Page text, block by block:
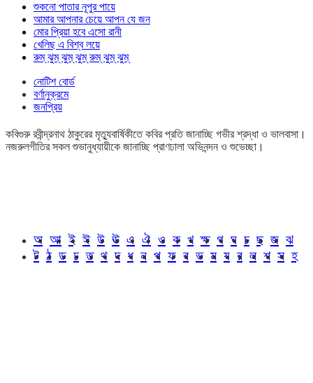
শুকনো পাতার নূপুর পায়ে
আমার আপনার চেয়ে আপন যে জন
মোর প্রিয়া হবে এসো রানী
খেলিছ এ বিশ্ব লয়ে
রুম্ ঝুম্ ঝুম্ ঝুম্ রুম্ ঝুম্ ঝুম্
নোটিশ বোর্ড
বর্ণানুক্রমে
জনপ্রিয়
কবিগুরু রবীন্দ্রনাথ ঠাকুরের মৃত্যুবার্ষিকীতে কবির প্রতি জানাচ্ছি গভীর শ্রদ্ধা ও ভালবাসা।
নজরুলগীতির সকল শুভানুধ্যায়ীকে জানাচ্ছি প্রাণঢালা অভিনন্দন ও শুভেচ্ছা।
অ আ ই ঈ উ ঊ এ ঐ ও ক খ ক্ষ গ ঘ চ ছ জ ঝ
ট ঠ ড ঢ ত থ দ ধ ন প ফ ব ভ ম য র ল শ স হ